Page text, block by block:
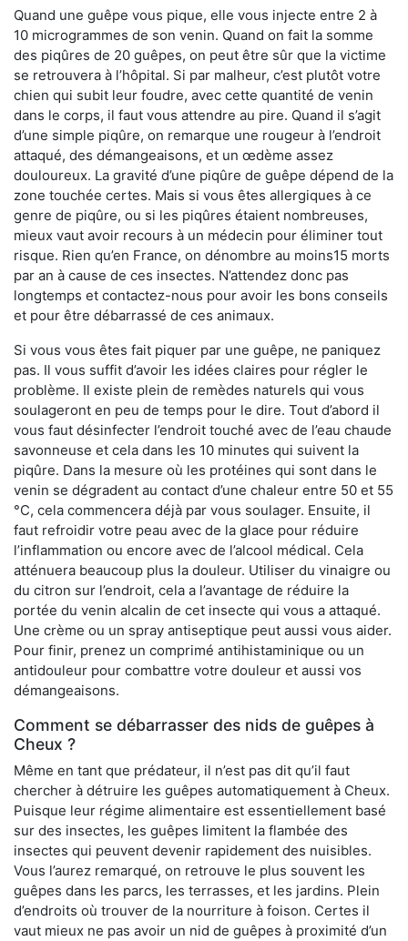
Quand une guêpe vous pique, elle vous injecte entre 2 à
10 microgrammes de son venin. Quand on fait la somme
des piqûres de 20 guêpes, on peut être sûr que la victime
se retrouvera à l’hôpital. Si par malheur, c’est plutôt votre
chien qui subit leur foudre, avec cette quantité de venin
dans le corps, il faut vous attendre au pire. Quand il s’agit
d’une simple piqûre, on remarque une rougeur à l’endroit
attaqué, des démangeaisons, et un œdème assez
douloureux. La gravité d’une piqûre de guêpe dépend de la
zone touchée certes. Mais si vous êtes allergiques à ce
genre de piqûre, ou si les piqûres étaient nombreuses,
mieux vaut avoir recours à un médecin pour éliminer tout
risque. Rien qu’en France, on dénombre au moins15 morts
par an à cause de ces insectes. N’attendez donc pas
longtemps et contactez-nous pour avoir les bons conseils
et pour être débarrassé de ces animaux.
Si vous vous êtes fait piquer par une guêpe, ne paniquez
pas. Il vous suffit d’avoir les idées claires pour régler le
problème. Il existe plein de remèdes naturels qui vous
soulageront en peu de temps pour le dire. Tout d’abord il
vous faut désinfecter l’endroit touché avec de l’eau chaude
savonneuse et cela dans les 10 minutes qui suivent la
piqûre. Dans la mesure où les protéines qui sont dans le
venin se dégradent au contact d’une chaleur entre 50 et 55
°C, cela commencera déjà par vous soulager. Ensuite, il
faut refroidir votre peau avec de la glace pour réduire
l’inflammation ou encore avec de l’alcool médical. Cela
atténuera beaucoup plus la douleur. Utiliser du vinaigre ou
du citron sur l’endroit, cela a l’avantage de réduire la
portée du venin alcalin de cet insecte qui vous a attaqué.
Une crème ou un spray antiseptique peut aussi vous aider.
Pour finir, prenez un comprimé antihistaminique ou un
antidouleur pour combattre votre douleur et aussi vos
démangeaisons.
Comment se débarrasser des nids de guêpes à
Cheux ?
Même en tant que prédateur, il n’est pas dit qu’il faut
chercher à détruire les guêpes automatiquement à Cheux.
Puisque leur régime alimentaire est essentiellement basé
sur des insectes, les guêpes limitent la flambée des
insectes qui peuvent devenir rapidement des nuisibles.
Vous l’aurez remarqué, on retrouve le plus souvent les
guêpes dans les parcs, les terrasses, et les jardins. Plein
d’endroits où trouver de la nourriture à foison. Certes il
vaut mieux ne pas avoir un nid de guêpes à proximité d’un